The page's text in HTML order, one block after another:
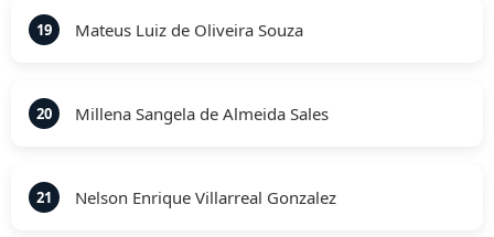
19 Mateus Luiz de Oliveira Souza
20 Millena Sangela de Almeida Sales
21 Nelson Enrique Villarreal Gonzalez